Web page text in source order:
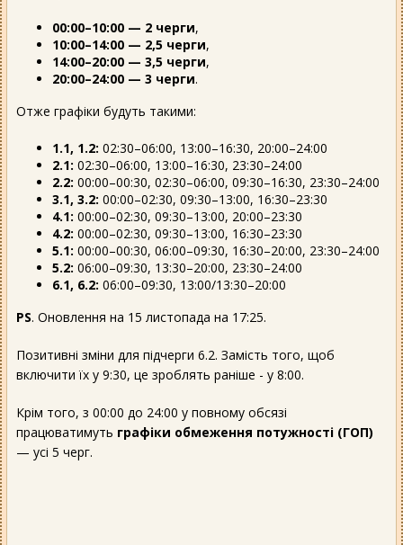
00:00–10:00 — 2 черги,
10:00–14:00 — 2,5 черги,
14:00–20:00 — 3,5 черги,
20:00–24:00 — 3 черги.
Отже графіки будуть такими:
1.1, 1.2: 02:30–06:00, 13:00–16:30, 20:00–24:00
2.1: 02:30–06:00, 13:00–16:30, 23:30–24:00
2.2: 00:00–00:30, 02:30–06:00, 09:30–16:30, 23:30–24:00
3.1, 3.2: 00:00–02:30, 09:30–13:00, 16:30–23:30
4.1: 00:00–02:30, 09:30–13:00, 20:00–23:30
4.2: 00:00–02:30, 09:30–13:00, 16:30–23:30
5.1: 00:00–00:30, 06:00–09:30, 16:30–20:00, 23:30–24:00
5.2: 06:00–09:30, 13:30–20:00, 23:30–24:00
6.1, 6.2: 06:00–09:30, 13:00/13:30–20:00
PS. Оновлення на 15 листопада на 17:25.
Позитивні зміни для підчерги 6.2. Замість того, щоб
включити їх у 9:30, це зроблять раніше - у 8:00.
Крім того, з 00:00 до 24:00 у повному обсязі
працюватимуть графіки обмеження потужності (ГОП)
— усі 5 черг.